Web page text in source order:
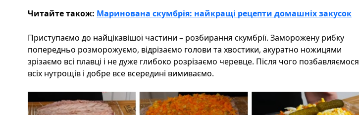
Читайте також: Маринована скумбрія: найкращі рецепти домашніх закусок
Приступаємо до найцікавішої частини – розбирання скумбрії. Заморожену рибку
попередньо розморожуємо, відрізаємо голови та хвостики, акуратно ножицями
зрізаємо всі плавці і не дуже глибоко розрізаємо черевце. Після чого позбавляємося
всіх нутрощів і добре все всередині вимиваємо.